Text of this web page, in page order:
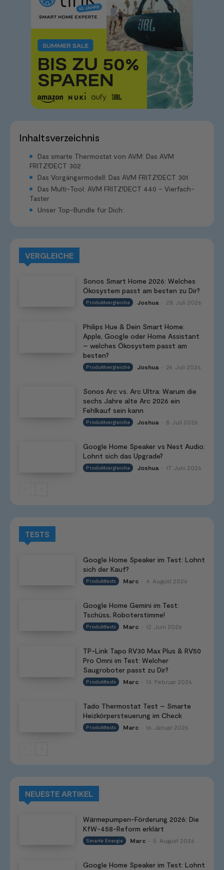
Inhaltsverzeichnis
Das smarte Thermostat von AVM: Das AVM
FRITZ!DECT 302
Das Vorgängermodell: Das AVM FRITZ!DECT 301
Das Multi-Tool: AVM FRITZ!DECT 440 – Vierfach-
Taster
Unser Top-Bundle für Dich:
VERGLEICHE
Sonos Smart Home 2026: Welches
Ökosystem passt am besten zu Dir?
Produktvergleiche Joshua 28. Juli 2026
Philips Hue & Dein Smart Home:
Apple, Google oder Home Assistant
– welches Ökosystem passt am
besten?
Produktvergleiche Joshua 24. Juli 2026
Sonos Arc vs. Arc Ultra: Warum die
sechs Jahre alte Arc 2026 ein
Fehlkauf sein kann
Produktvergleiche Joshua 8. Juli 2026
Google Home Speaker vs Nest Audio:
Lohnt sich das Upgrade?
Produktvergleiche Joshua 17. Juni 2026
TESTS
Google Home Speaker im Test: Lohnt
sich der Kauf?
Produkttests Marc 4. August 2026
Google Home Gemini im Test:
Tschüss, Roboterstimme!
Produkttests Marc 12. Juni 2026
TP-Link Tapo RV30 Max Plus & RV50
Pro Omni im Test: Welcher
Saugroboter passt zu Dir?
Produkttests Marc 13. Februar 2026
Tado Thermostat Test – Smarte
Heizkörpersteuerung im Check
Produkttests Marc 16. Januar 2026
NEUESTE ARTIKEL
Wärmepumpen-Förderung 2026: Die
KfW-458-Reform erklärt
Smarte Energie Marc 5. August 2026
Google Home Speaker im Test: Lohnt